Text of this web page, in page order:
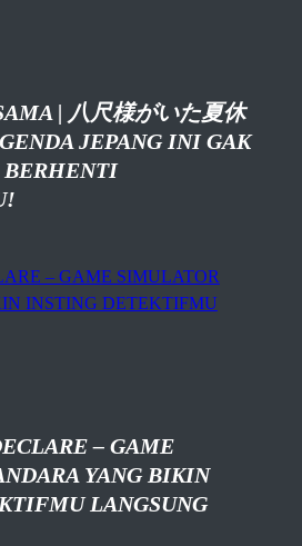
| 八尺様がいた夏休
JEPANG INI GAK
BERHENTI
– GAME
YANG BIKIN
LANGSUNG